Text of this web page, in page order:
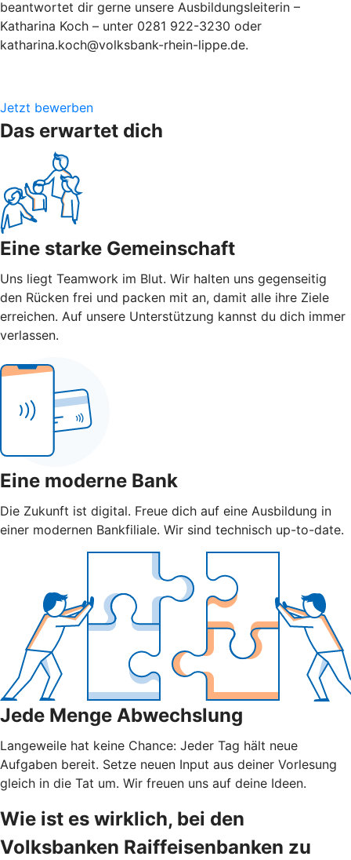
beantwortet dir gerne unsere Ausbildungsleiterin –
Katharina Koch – unter 0281 922-3230 oder
katharina.koch@volksbank-rhein-lippe.de.
Jetzt bewerben
Das erwartet dich
Eine starke Gemeinschaft
Uns liegt Teamwork im Blut. Wir halten uns gegenseitig
den Rücken frei und packen mit an, damit alle ihre Ziele
erreichen. Auf unsere Unterstützung kannst du dich immer
verlassen.
Eine moderne Bank
Die Zukunft ist digital. Freue dich auf eine Ausbildung in
einer modernen Bankfiliale. Wir sind technisch up-to-date.
Jede Menge Abwechslung
Langeweile hat keine Chance: Jeder Tag hält neue
Aufgaben bereit. Setze neuen Input aus deiner Vorlesung
gleich in die Tat um. Wir freuen uns auf deine Ideen.
Wie ist es wirklich, bei den
Volksbanken Raiffeisenbanken zu